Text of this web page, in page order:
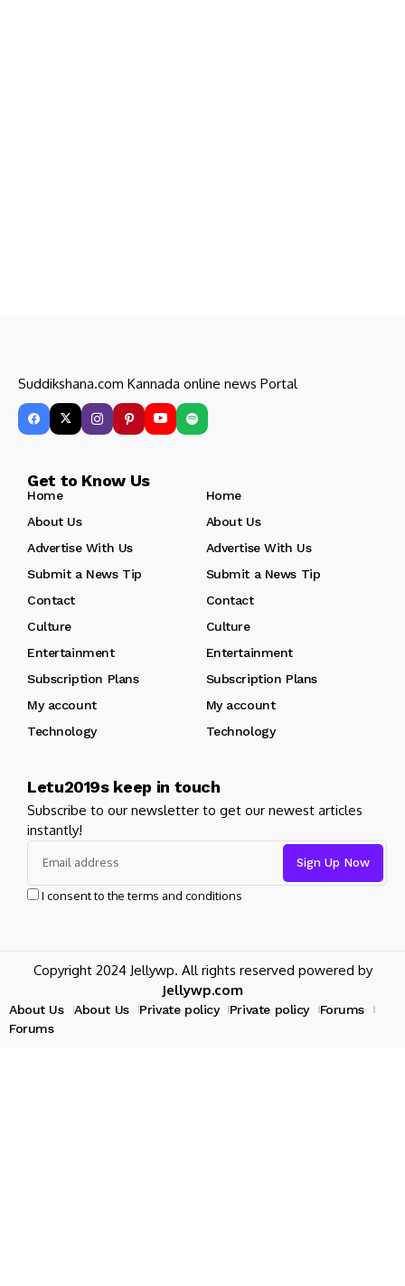
Suddikshana.com Kannada online news Portal
Get to Know Us
Home
Home
About Us
About Us
Advertise With Us
Advertise With Us
Submit a News Tip
Submit a News Tip
Contact
Contact
Culture
Culture
Entertainment
Entertainment
Subscription Plans
Subscription Plans
My account
My account
Technology
Technology
Letu2019s keep in touch
Subscribe to our newsletter to get our newest articles
instantly!
I consent to the terms and conditions
Copyright 2024 Jellywp. All rights reserved powered by
Jellywp.com
About Us About Us Private policy Private policy
Forums
Forums